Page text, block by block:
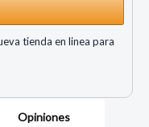
tienda en linea para
Opiniones